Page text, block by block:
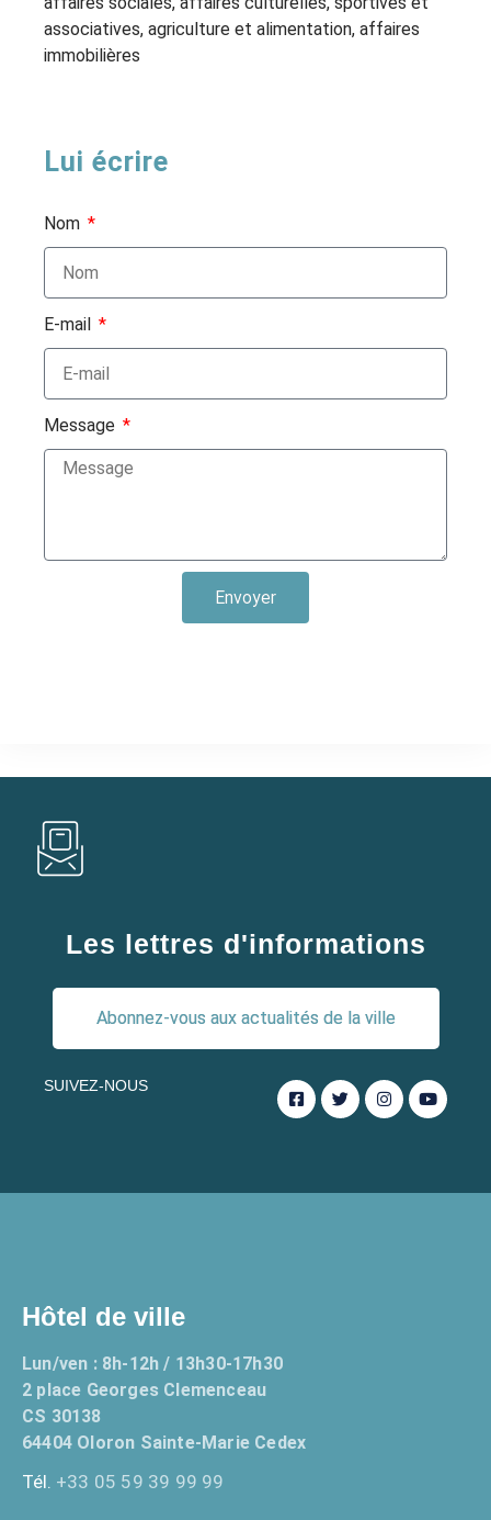
associatives, agriculture et alimentation, affaires
immobilières
Lui écrire
Nom
E-mail
Message
Envoyer
Les lettres d'informations
Abonnez-vous aux actualités de la ville
SUIVEZ-NOUS
Hôtel de ville
Lun/ven : 8h-12h / 13h30-17h30
2 place Georges Clemenceau
CS 30138
64404 Oloron Sainte-Marie Cedex
Tél. +33 05 59 39 99 99